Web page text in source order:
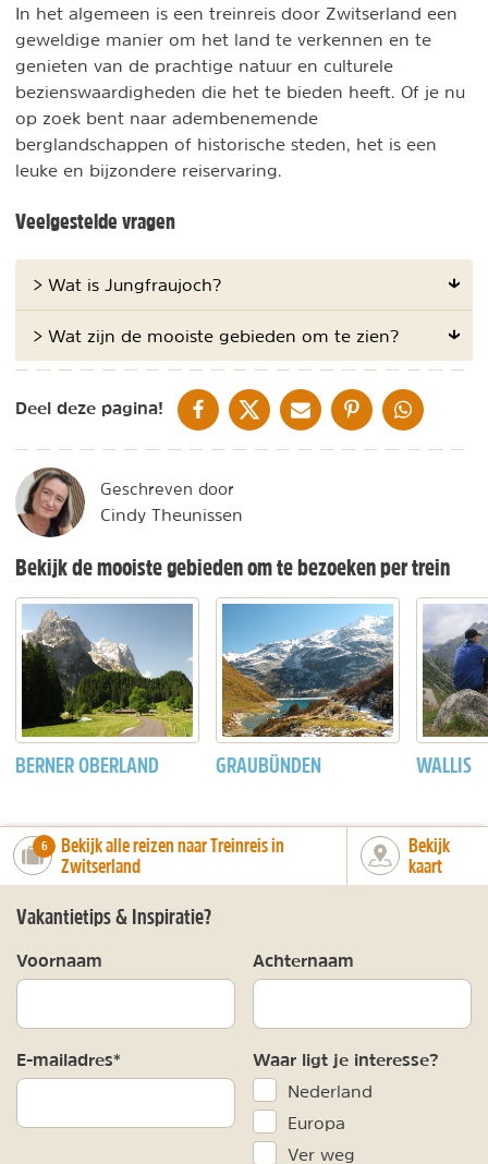
In het algemeen is een treinreis door Zwitserland een
geweldige manier om het land te verkennen en te
genieten van de prachtige natuur en culturele
bezienswaardigheden die het te bieden heeft. Of je nu
op zoek bent naar adembenemende
berglandschappen of historische steden, het is een
leuke en bijzondere reiservaring.
Veelgestelde vragen
> Wat is Jungfraujoch?
> Wat zijn de mooiste gebieden om te zien?
Deel deze pagina! DELEN OP FACEBOOK
DELEN OP XDELEN VIA DE MAIL
DELEN OP PINTEREST
DELEN OP
Geschreven door
Cindy Theunissen
Bekijk de mooiste gebieden om te bezoeken per trein
BERNER OBERLAND GRAUBÜNDEN WALLIS
number_of_trips:
6
Bekijk alle reizen naar Treinreis in
Zwitserland
Bekijk
kaart
Vakantietips & Inspiratie?
Voornaam Achternaam
E-mailadres* Waar ligt je interesse?
Nederland
Europa
Ver weg